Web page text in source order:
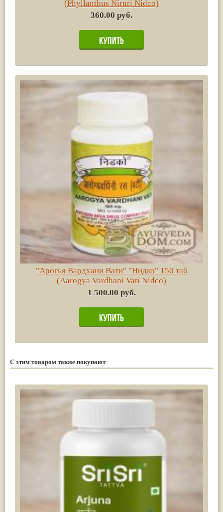
(Phyllanthus Niruri Nidco)
360.00 руб.
"Арогья Вардхани Вати" "Нидко" 150 таб
(Aarogya Vardhani Vati Nidco)
1 500.00 руб.
С этим товаром также покупают